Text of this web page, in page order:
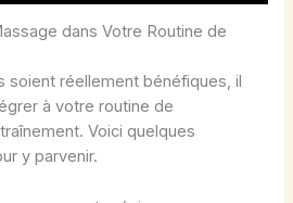
dans Votre Routine de
soient réellement bénéfiques, il
à votre routine de
Voici quelques
y parvenir.